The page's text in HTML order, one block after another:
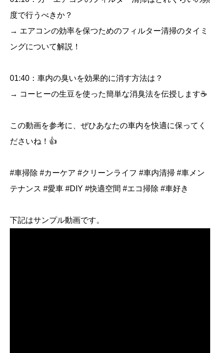
度で行うべきか？
→ エアコンの効率を保つためのフィルター清掃のタイミ
ングについて解説！
01:40：車内の臭いを効果的に消す方法は？
→ コーヒーの生豆を使った簡単な消臭法を伝授します☕
この動画を参考に、ぜひあなたの車内を快適に保ってく
ださいね！👍
#車掃除 #カーケア #クリーンライフ #車内清掃 #車メン
テナンス #愛車 #DIY #快適空間 #エコ掃除 #車好き
下記はサンプル動画です。